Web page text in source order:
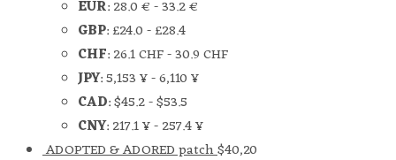
EUR:28.0 €-33.2 €
GBP:£24.0-£28.4
CHF:26.1 CHF-30.9 CHF
JPY:5,153 ¥-6,110 ¥
CAD:$45.2-$53.5
CNY:217.1 ¥-257.4 ¥
ADOPTED & ADORED patch$40,20